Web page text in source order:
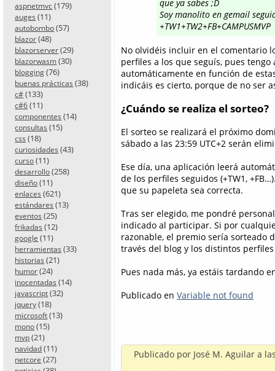
aspnetmvc (179)
auges (11)
autobombo (57)
blazor (48)
blazorserver (29)
blazorwasm (30)
blogging (76)
buenas prácticas (38)
c# (133)
c#6 (11)
componentes (14)
consultas (15)
css (18)
curiosidades (43)
curso (11)
desarrollo (258)
diseño (11)
enlaces (621)
estándares (13)
eventos (25)
frikadas (12)
google (11)
herramientas (33)
historias (21)
humor (24)
inocentadas (14)
javascript (32)
jquery (18)
microsoft (13)
mono (15)
mvp (21)
navidad (11)
netcore (27)
que ya sabes ;D
Soy manolito en gemail
+TW1+TW2+FB+CAMPUSMVP
No olvidéis incluir en el comentario
perfiles a los que seguís, pues
automáticamente en función de
indicáis es cierto, porque de no ser
¿Cuándo se realiza el sorteo?
El sorteo se realizará el próximo
sábado a las 23:59 UTC+2 serán
Ese día, una aplicación leerá
de los perfiles seguidos (+TW1,
que su papeleta sea correcta.
Tras ser elegido, me pondré
indicado al participar. Si por
razonable, el premio sería sorteado
través del blog y los distintos
Pues nada más, ya estáis tardando
Publicado en Variable not found
Publicado por José M. Aguilar a